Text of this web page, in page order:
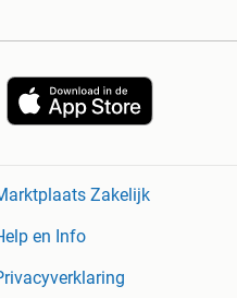
Zakelijk
en Info